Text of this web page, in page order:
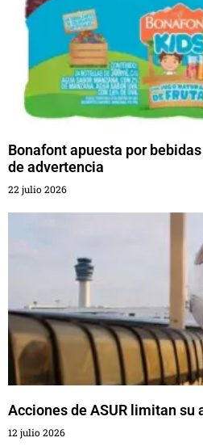
Bonafont apuesta por
de advertencia
22 julio 2026
Acciones de ASUR limitan su
12 julio 2026